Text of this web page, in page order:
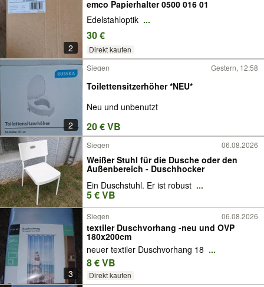
2
emco Papierhalter 0500 016 01
Edelstahloptik ...
30 €
Direkt kaufen
2
Siegen Gestern, 12:58
Toilettensitzerhöher *NEU*
Neu und unbenutzt
20 € VB
Siegen 06.08.2026
Weißer Stuhl für die Dusche oder den
Außenbereich - Duschhocker
Ein Duschstuhl. Er ist robust ...
5 € VB
3
Siegen 06.08.2026
textiler Duschvorhang -neu und OVP
180x200cm
neuer textiler Duschvorhang 18 ...
8 € VB
Direkt kaufen